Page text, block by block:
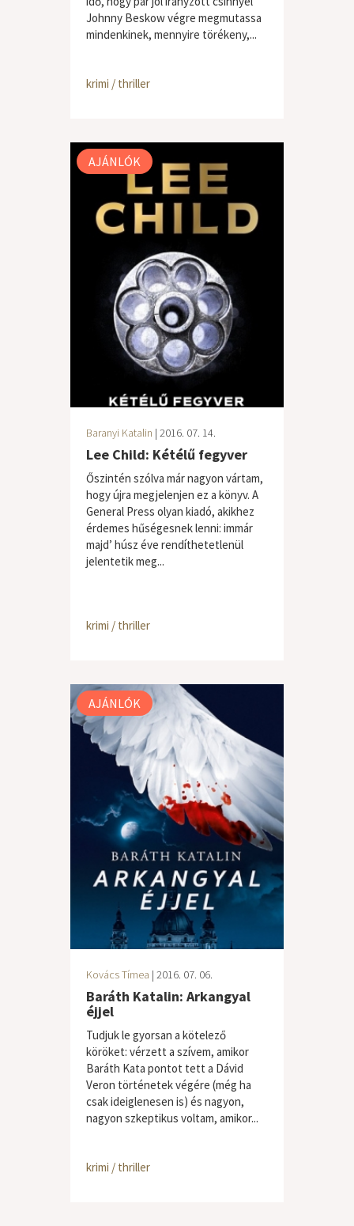
Johnny Beskow végre megmutassa
mindenkinek, mennyire törékeny,...
krimi / thriller
AJÁNLÓK
Baranyi Katalin | 2016. 07. 14.
Lee Child: Kétélű fegyver
Őszintén szólva már nagyon vártam,
hogy újra megjelenjen ez a könyv. A
General Press olyan kiadó, akikhez
érdemes hűségesnek lenni: immár
majd’ húsz éve rendíthetetlenül
jelentetik meg...
krimi / thriller
AJÁNLÓK
Kovács Tímea | 2016. 07. 06.
Baráth Katalin: Arkangyal
éjjel
Tudjuk le gyorsan a kötelező
köröket: vérzett a szívem, amikor
Baráth Kata pontot tett a Dávid
Veron történetek végére (még ha
csak ideiglenesen is) és nagyon,
nagyon szkeptikus voltam, amikor...
krimi / thriller